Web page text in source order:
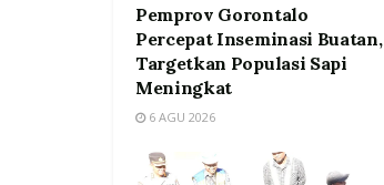
Pemprov Gorontalo
Percepat Inseminasi Buatan,
Targetkan Populasi Sapi
Meningkat
6 AGU 2026